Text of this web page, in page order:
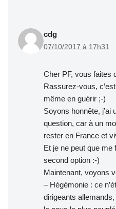
cdg
07/10/2017 à 17h31
Cher PF, vous faites
Rassurez-vous,
même en guérir ;-)
Soyons honnête, j’ai
question, car à un
rester en France et
Et je ne peut que me
second option :-)
Maintenant, voyons
– Hégémonie : ce
dirigeants